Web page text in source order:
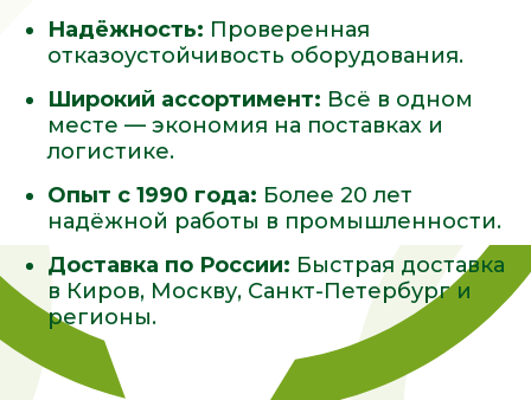
Надёжность: Проверенная
отказоустойчивость оборудования.
Широкий ассортимент: Всё в одном
месте — экономия на поставках и
логистике.
Опыт с 1990 года: Более 20 лет
надёжной работы в промышленности.
Доставка по России: Быстрая доставка
в Киров, Москву, Санкт-Петербург и
регионы.